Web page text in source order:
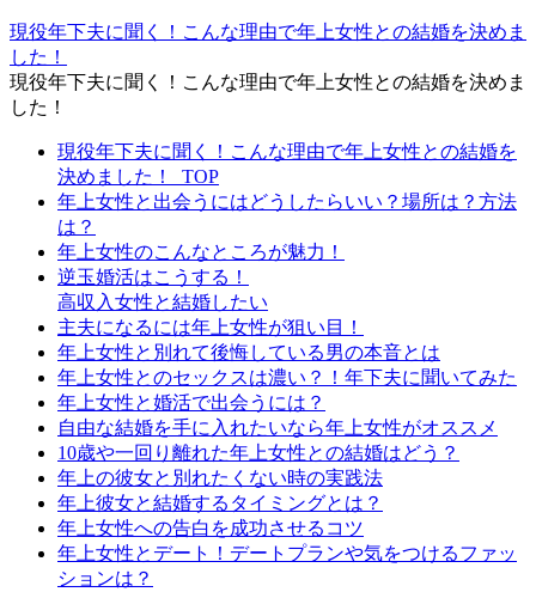
現役年下夫に聞く！こんな理由で年上女性との結婚を決めま
した！
現役年下夫に聞く！こんな理由で年上女性との結婚を決めま
した！
現役年下夫に聞く！こんな理由で年上女性との結婚を
決めました！_TOP
年上女性と出会うにはどうしたらいい？場所は？方法
は？
年上女性のこんなところが魅力！
逆玉婚活はこうする！
高収入女性と結婚したい
主夫になるには年上女性が狙い目！
年上女性と別れて後悔している男の本音とは
年上女性とのセックスは濃い？！年下夫に聞いてみた
年上女性と婚活で出会うには？
自由な結婚を手に入れたいなら年上女性がオススメ
10歳や一回り離れた年上女性との結婚はどう？
年上の彼女と別れたくない時の実践法
年上彼女と結婚するタイミングとは？
年上女性への告白を成功させるコツ
年上女性とデート！デートプランや気をつけるファッ
ションは？